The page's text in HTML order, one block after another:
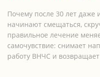
Почему после 30 лет даже
начинают смещаться,
правильное лечение
самочувствие: снимает
работу ВНЧС и